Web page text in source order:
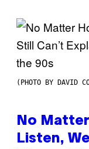
(PHOTO BY DAVID
No
Listen,